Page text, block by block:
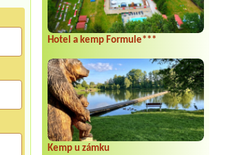
Hotel a kemp Formule***
Kemp u zámku